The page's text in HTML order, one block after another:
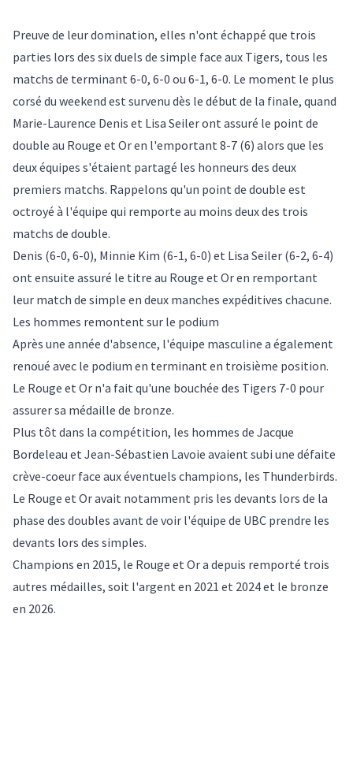
Preuve de leur domination, elles n'ont échappé que trois
parties lors des six duels de simple face aux Tigers, tous les
matchs de terminant 6-0, 6-0 ou 6-1, 6-0. Le moment le plus
corsé du weekend est survenu dès le début de la finale, quand
Marie-Laurence Denis et Lisa Seiler ont assuré le point de
double au Rouge et Or en l'emportant 8-7 (6) alors que les
deux équipes s'étaient partagé les honneurs des deux
premiers matchs. Rappelons qu'un point de double est
octroyé à l'équipe qui remporte au moins deux des trois
matchs de double.
Denis (6-0, 6-0), Minnie Kim (6-1, 6-0) et Lisa Seiler (6-2, 6-4)
ont ensuite assuré le titre au Rouge et Or en remportant
leur match de simple en deux manches expéditives chacune.
Les hommes remontent sur le podium
Après une année d'absence, l'équipe masculine a également
renoué avec le podium en terminant en troisième position.
Le Rouge et Or n'a fait qu'une bouchée des Tigers 7-0 pour
assurer sa médaille de bronze.
Plus tôt dans la compétition, les hommes de Jacque
Bordeleau et Jean-Sébastien Lavoie avaient subi une défaite
crève-coeur face aux éventuels champions, les Thunderbirds.
Le Rouge et Or avait notamment pris les devants lors de la
phase des doubles avant de voir l'équipe de UBC prendre les
devants lors des simples.
Champions en 2015, le Rouge et Or a depuis remporté trois
autres médailles, soit l'argent en 2021 et 2024 et le bronze
en 2026.